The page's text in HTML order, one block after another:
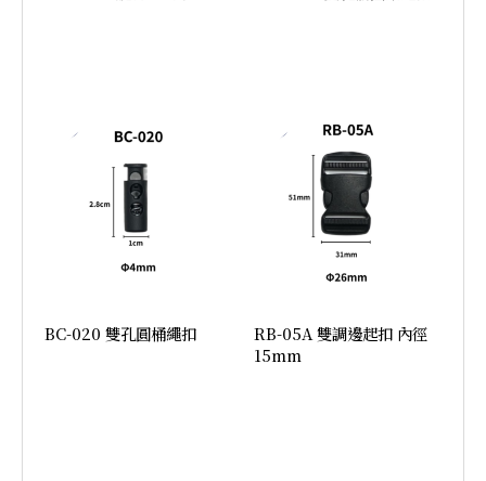
BC-020 雙孔圓桶繩扣
RB-05A 雙調邊起扣 內徑
15mm